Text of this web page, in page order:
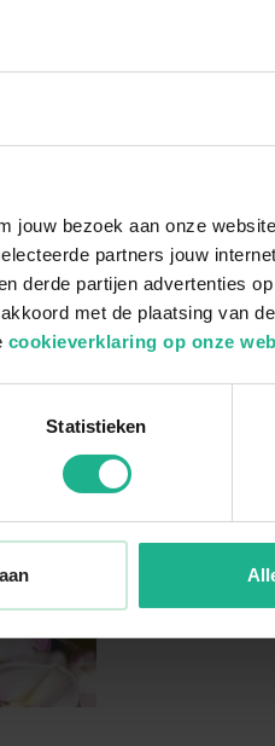
jouw bezoek aan onze
partners jouw
derde partijen advertenties
met de plaatsing van
cookieverklaring op onze
Statistieken